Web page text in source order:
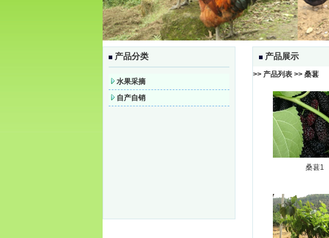
产品分类
水果采摘
自产自销
产品展示
>> 产品列表 >> 桑葚
桑葚1